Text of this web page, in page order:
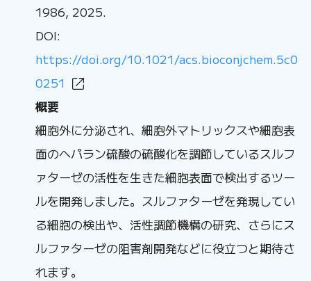
1986, 2025.
DOI:
https://doi.org/10.1021/acs.bioconjchem.5c0
0251
概要
細胞外に分泌され、細胞外マトリックスや細胞表
面のへパラン硫酸の硫酸化を調節しているスルフ
ァターゼの活性を生きた細胞表面で検出するツー
ルを開発しました。スルファターゼを発現してい
る細胞の検出や、活性調節機構の研究、さらにス
ルファターゼの阻害剤開発などに役立つと期待さ
れます。